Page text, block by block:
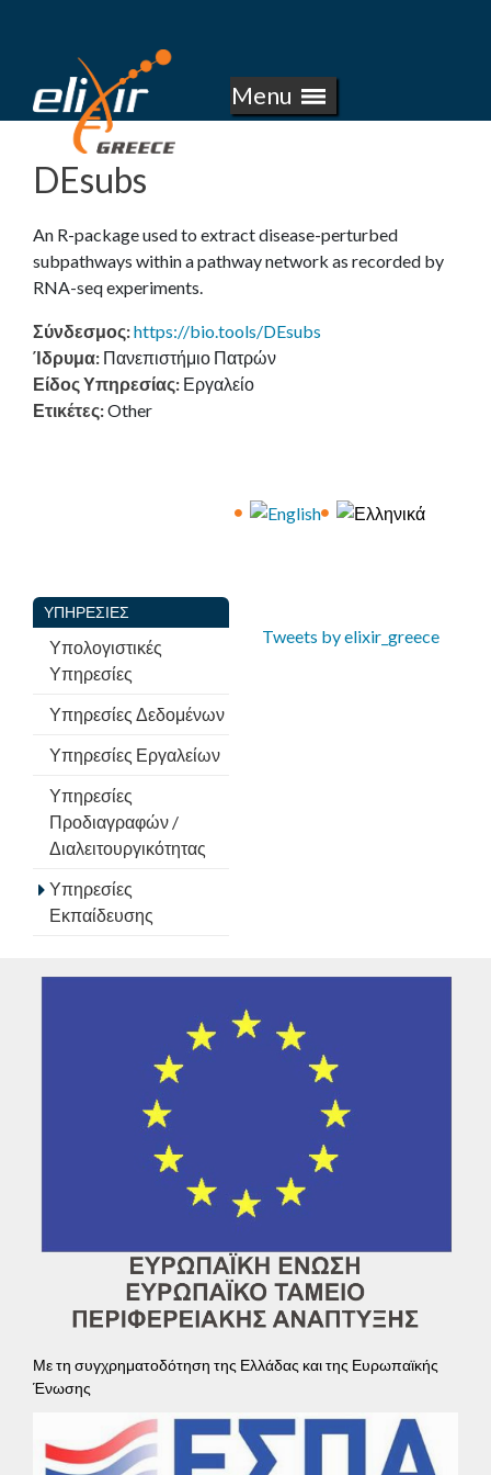
to
main
content
I
X
R
-
G
R
Menu
DEsubs
An R-package used to extract disease-perturbed
subpathways within a pathway network as recorded by
RNA-seq experiments.
Σύνδεσμος:https://bio.tools/DEsubs
Ίδρυμα: Πανεπιστήμιο Πατρών
Είδος Υπηρεσίας: Εργαλείο
Ετικέτες:Other
ΥΠΗΡΕΣΊΕΣ
Υπολογιστικές
Υπηρεσίες
Υπηρεσίες Δεδομένων
Υπηρεσίες Εργαλείων
Υπηρεσίες
Προδιαγραφών /
Διαλειτουργικότητας
Υπηρεσίες
Εκπαίδευσης
Tweets by elixir_greece
Με τη συγχρηματοδότηση της Ελλάδας και της Ευρωπαϊκής
Ένωσης